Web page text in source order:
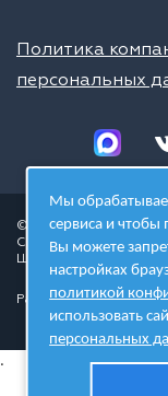
Политика
персональных
© 2026 ШЦТ
Сеть центров
Школа цифровых
Разработано в студии
.
Мы
сервиса и чтобы
Вы можете
настройках
политикой
использовать
персональных